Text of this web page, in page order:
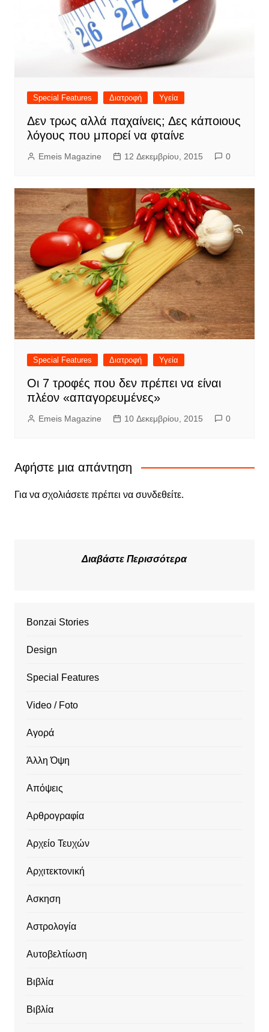
Special Features Διατροφή Υγεία
Δεν τρως αλλά παχαίνεις; Δες κάποιους
λόγους που μπορεί να φταίνε
Emeis Magazine 12 Δεκεμβρίου, 2015 0
Special Features Διατροφή Υγεία
Οι 7 τροφές που δεν πρέπει να είναι
πλέον «απαγορευμένες»
Emeis Magazine 10 Δεκεμβρίου, 2015 0
Αφήστε μια απάντηση
Για να σχολιάσετε πρέπει να συνδεθείτε.
Διαβάστε Περισσότερα
Bonzai Stories
Design
Special Features
Video / Foto
Αγορά
Άλλη Όψη
Απόψεις
Αρθρογραφία
Αρχείο Τευχών
Αρχιτεκτονική
Ασκηση
Αστρολογία
Αυτοβελτίωση
Βιβλία
Βιβλία